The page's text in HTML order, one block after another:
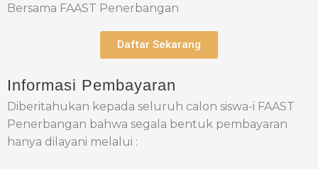
Bersama FAAST Penerbangan
Daftar Sekarang
Informasi Pembayaran
Diberitahukan kepada seluruh calon siswa-i FAAST
Penerbangan bahwa segala bentuk pembayaran
hanya dilayani melalui :